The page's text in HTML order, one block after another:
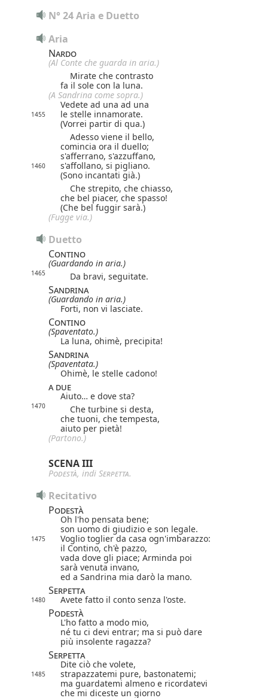
N° 24 Aria e Duetto
Aria
Nardo
(Al Conte che guarda in aria.)
Mirate che contrasto
fa il sole con la luna.
(A Sandrina come sopra.)
Vedete ad una ad una
1455
le stelle innamorate.
(Vorrei partir di qua.)
Adesso viene il bello,
comincia ora il duello;
s'afferrano, s'azzuffano,
1460
s'affollano, si pigliano.
(Sono incantati già.)
Che strepito, che chiasso,
che bel piacer, che spasso!
(Che bel fuggir sarà.)
(Fugge via.)
Duetto
Contino
(Guardando in aria.)
1465 Da bravi, seguitate.
Sandrina
(Guardando in aria.)
Forti, non vi lasciate.
Contino
(Spaventato.)
La luna, ohimè, precipita!
Sandrina
(Spaventata.)
Ohimè, le stelle cadono!
a due
Aiuto… e dove sta?
1470
Che turbine si desta,
che tuoni, che tempesta,
aiuto per pietà!
(Partono.)
SCENA III
Podestà, indi Serpetta.
Recitativo
Podestà
Oh l'ho pensata bene;
son uomo di giudizio e son legale.
1475
Voglio toglier da casa ogn'imbarazzo:
il Contino, ch'è pazzo,
vada dove gli piace; Arminda poi
sarà venuta invano,
ed a Sandrina mia darò la mano.
Serpetta
1480 Avete fatto il conto senza l'oste.
Podestà
L'ho fatto a modo mio,
né tu ci devi entrar; ma si può dare
più insolente ragazza?
Serpetta
Dite ciò che volete,
1485
strapazzatemi pure, bastonatemi;
ma guardatemi almeno e ricordatevi
che mi diceste un giorno